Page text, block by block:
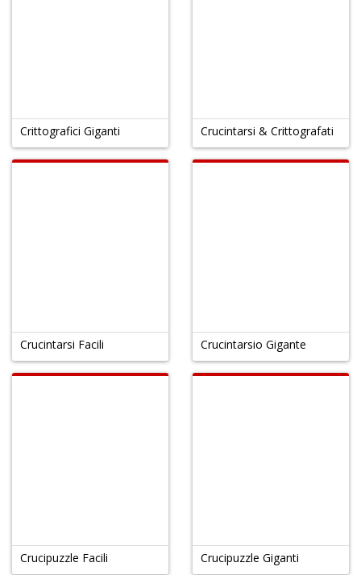
Crittografici Giganti Crucintarsi & Crittografati
Crucintarsi Facili Crucintarsio Gigante
Crucipuzzle Facili Crucipuzzle Giganti